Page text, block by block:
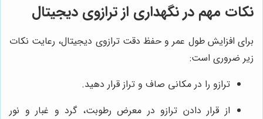
نکات مهم در نگهداری از ترازوی دیجیتال
برای افزایش طول عمر و حفظ دقت ترازوی دیجیتال، رعایت نکات
زیر ضروری است:
ترازو را در مکانی صاف و تراز قرار دهید.
از قرار دادن ترازو در معرض رطوبت، گرد و غبار و نور